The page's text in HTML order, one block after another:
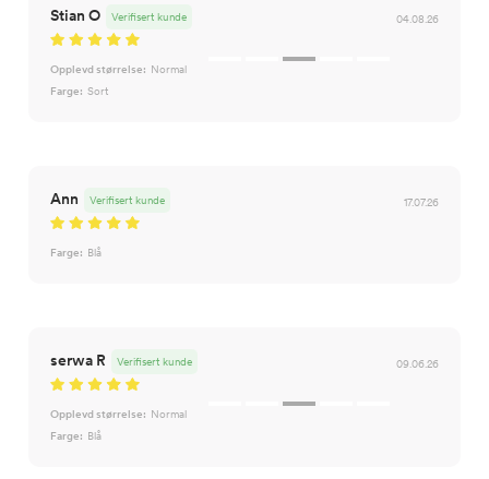
Stian O 04.08.26
Verifisert kunde
Opplevd størrelse: Normal
Farge: Sort
Ann 17.07.26
Verifisert kunde
Farge: Blå
serwa R 09.06.26
Verifisert kunde
Opplevd størrelse: Normal
Farge: Blå